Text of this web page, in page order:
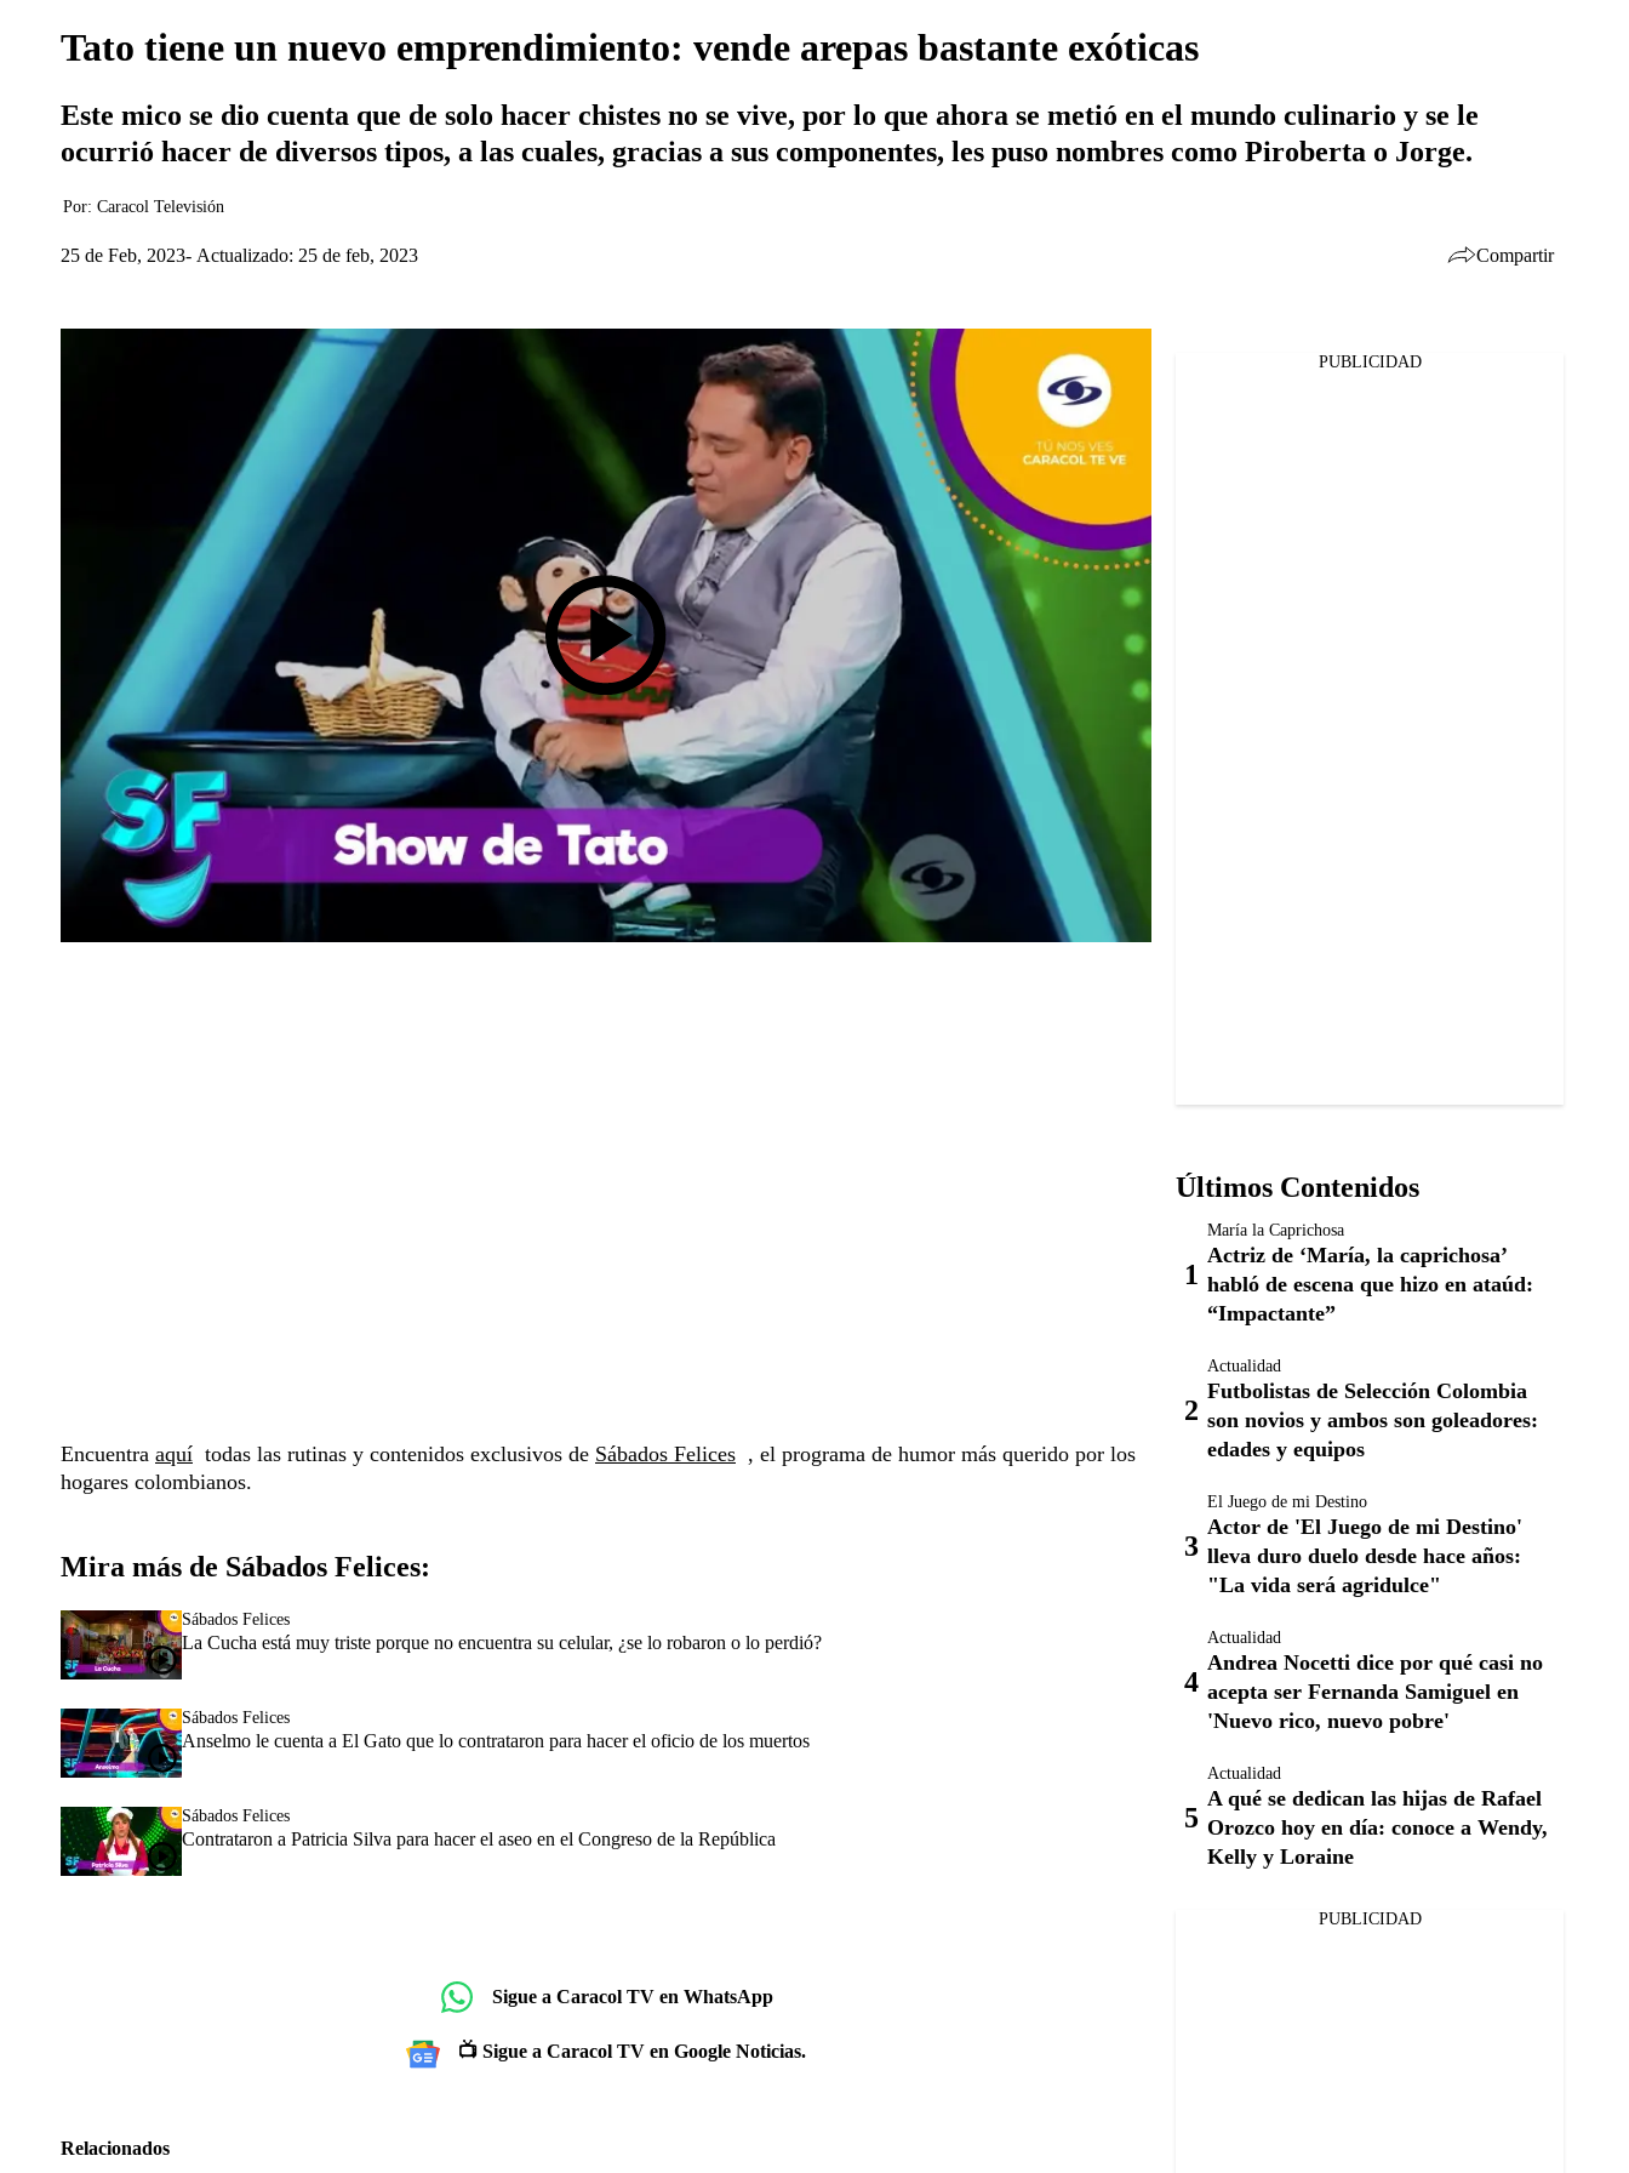
Tato tiene un nuevo emprendimiento: vende arepas bastante exóticas
Este mico se dio cuenta que de solo hacer chistes no se vive, por lo que ahora se metió en el mundo culinario y se le
ocurrió hacer de diversos tipos, a las cuales, gracias a sus componentes, les puso nombres como Piroberta o Jorge.
Por: Caracol Televisión
25 de Feb, 2023 Actualizado: 25 de feb, 2023 Compartir
Encuentra aquí todas las rutinas y contenidos exclusivos de Sábados Felices , el programa de humor más querido por los
hogares colombianos.
Mira más de Sábados Felices:
Sábados Felices
La Cucha está muy triste porque no encuentra su celular, ¿se lo robaron o lo perdió?
Sábados Felices
Anselmo le cuenta a El Gato que lo contrataron para hacer el oficio de los muertos
Sábados Felices
Contrataron a Patricia Silva para hacer el aseo en el Congreso de la República
Sigue a Caracol TV en WhatsApp
📺 Sigue a Caracol TV en Google Noticias.
Relacionados
PUBLICIDAD
Últimos Contenidos
María la Caprichosa
Actriz de ‘María, la caprichosa’
habló de escena que hizo en ataúd:
“Impactante”
Actualidad
Futbolistas de Selección Colombia
son novios y ambos son goleadores:
edades y equipos
El Juego de mi Destino
Actor de 'El Juego de mi Destino'
lleva duro duelo desde hace años:
"La vida será agridulce"
Actualidad
Andrea Nocetti dice por qué casi no
acepta ser Fernanda Samiguel en
'Nuevo rico, nuevo pobre'
Actualidad
A qué se dedican las hijas de Rafael
Orozco hoy en día: conoce a Wendy,
Kelly y Loraine
PUBLICIDAD